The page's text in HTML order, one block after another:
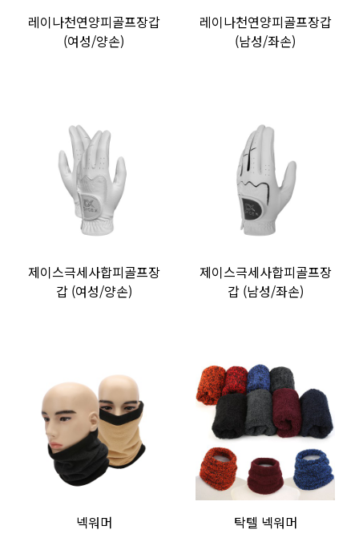
레이나천연양피골프장갑
(여성/양손)
레이나천연양피골프장갑
(남성/좌손)
제이스극세사합피골프장
갑 (여성/양손)
제이스극세사합피골프장
갑 (남성/좌손)
넥워머 탁텔 넥워머